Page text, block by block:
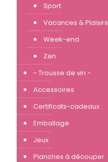
Sport
Vacances & Plaisirs
Week-end
Zen
- Trousse de vin -
Accessoires
Certificats-cadeaux
Emballage
Jeux
Planches à découper